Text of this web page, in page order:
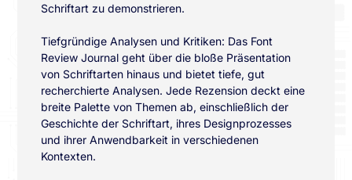
Schriftart zu demonstrieren.
Tiefgründige Analysen und Kritiken: Das Font
Review Journal geht über die bloße Präsentation
von Schriftarten hinaus und bietet tiefe, gut
recherchierte Analysen. Jede Rezension deckt eine
breite Palette von Themen ab, einschließlich der
Geschichte der Schriftart, ihres Designprozesses
und ihrer Anwendbarkeit in verschiedenen
Kontexten.